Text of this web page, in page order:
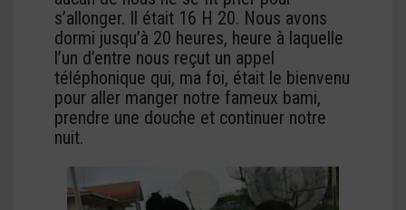
s’allonger. Il était 16 H 20. Nous avons
dormi jusqu’à 20 heures, heure à laquelle
l’un d’entre nous reçut un appel
téléphonique qui, ma foi, était le bienvenu
pour aller manger notre fameux bami,
prendre une douche et continuer notre
nuit.